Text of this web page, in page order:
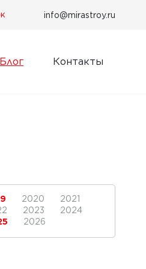
info@mirastroy.ru
Блог Контакты
2020
2021
2023
2024
2026